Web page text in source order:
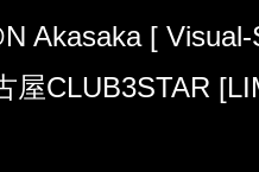
Akasaka [
屋CLUB3STAR